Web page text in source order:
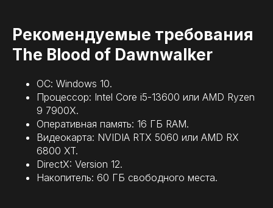
Рекомендуемые требования
The Blood of Dawnwalker
ОС: Windows 10.
Процессор: Intel Core i5-13600 или AMD Ryzen
9 7900X.
Оперативная память: 16 ГБ RAM.
Видеокарта: NVIDIA RTX 5060 или AMD RX
6800 XT.
DirectX: Version 12.
Накопитель: 60 ГБ свободного места.